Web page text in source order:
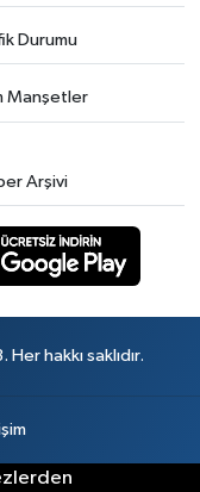
Durumu
Manşetler
Arşivi
hakkı saklıdır.